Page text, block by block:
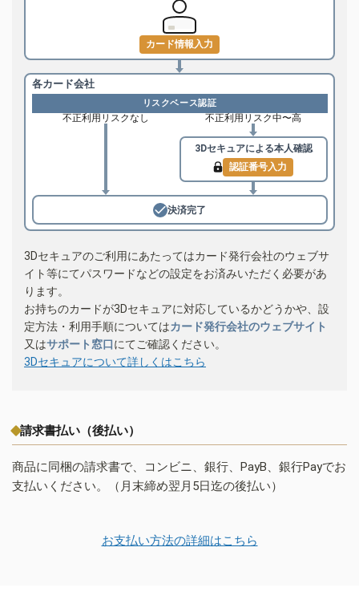
カード情報入力
各カード会社
リスクベース認証
不正利用リスクなし 不正利用リスク中〜高
3Dセキュアによる本人確認
認証番号入力
決済完了
3Dセキュアのご利用にあたってはカード発行会社のウェブサ
イト等にてパスワードなどの設定をお済みいただく必要があ
ります。
お持ちのカードが3Dセキュアに対応しているかどうかや、設
定方法・利用手順についてはカード発行会社のウェブサイト
又はサポート窓口にてご確認ください。
3Dセキュアについて詳しくはこちら
請求書払い（後払い）
商品に同梱の請求書で、コンビニ、銀行、PayB、銀行Payでお
支払いください。（月末締め翌月5日迄の後払い）
お支払い方法の詳細はこちら